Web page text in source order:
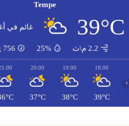
Tempe
39°C غائم في
2.2 م\ث 25%
756
18:00
39°C
19:00
38°C
20:00
37°C
›